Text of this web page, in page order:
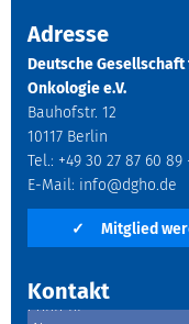
Adresse
Deutsche
Onkologie e.V.
Bauhofstr. 12
10117 Berlin
Tel.: +49 30 27 87 60 89
E-Mail: info@dgho.de
✓ Mitglied
Kontakt